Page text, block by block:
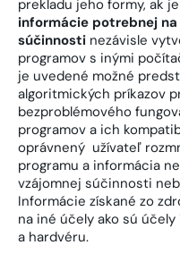
prekladu jeho formy, ak
informácie potrebnej
súčinnosti nezávisle
programov s inými
je uvedené možné
algoritmických príkazov
bezproblémového
programov a ich
oprávnený užívateľ
programu a informácia
vzájomnej súčinnosti
Informácie získané zo
na iné účely ako sú účely
a hardvéru.